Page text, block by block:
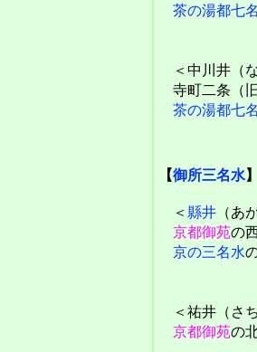
茶の湯都七
＜中川井（
寺町二条（
茶の湯都七
【御所三名水】
＜ 縣井 （あ
京都御苑の
京の三名水
＜祐井（さ
京都御苑の